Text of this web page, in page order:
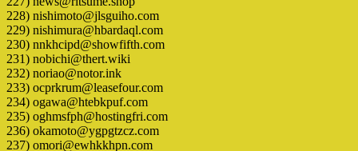
228) nishimoto@jlsguiho.com
229) nishimura@hbardaql.com
230) nnkhcipd@showfifth.com
231) nobichi@thert.wiki
232) noriao@notor.ink
233) ocprkrum@leasefour.com
234) ogawa@htebkpuf.com
235) oghmsfph@hostingfri.com
236) okamoto@ygpgtzcz.com
237) omori@ewhkkhpn.com